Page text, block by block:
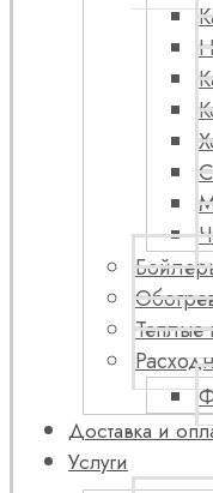
Теплые
Доставка и
Услуги